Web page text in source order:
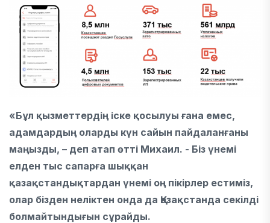
«Бұл қызметтердің іске қосылуы ғана емес,
адамдардың оларды күн сайын пайдаланғаны
маңызды, – деп атап өтті Михаил. - Біз үнемі
елден тыс сапарға шыққан
қазақстандықтардан үнемі оң пікірлер естиміз,
олар бізден неліктен онда да Қазақстанда секілді
болмайтындығын сұрайды.